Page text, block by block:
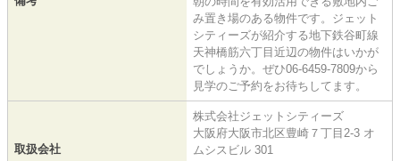
み置き場のある物件です。ジェット
シティーズが紹介する地下鉄谷町線
天神橋筋六丁目近辺の物件はいかが
でしょうか。ぜひ06-6459-7809から
見学のご予約をお待ちしてます。
取扱会社
株式会社ジェットシティーズ
大阪府大阪市北区豊崎７丁目2-3 オ
ムシスビル 301